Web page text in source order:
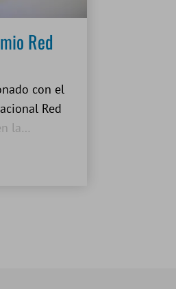
Red
con el
Red
la
Este
calidad